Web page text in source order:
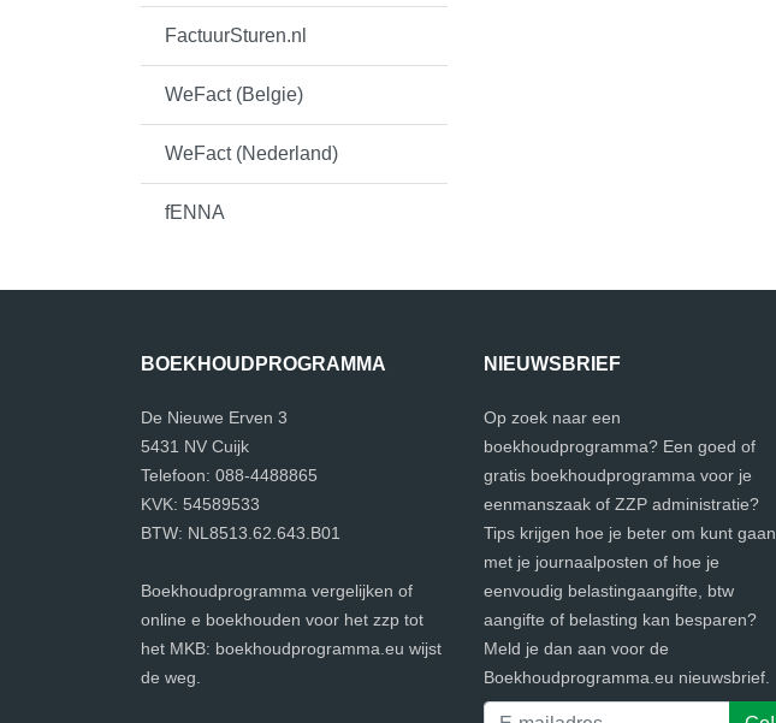
FactuurSturen.nl
WeFact (Belgie)
WeFact (Nederland)
fENNA
BOEKHOUDPROGRAMMA
De Nieuwe Erven 3
5431 NV Cuijk
Telefoon: 088-4488865
KVK: 54589533
BTW: NL8513.62.643.B01
Boekhoudprogramma vergelijken of
online e boekhouden voor het zzp tot
het MKB: boekhoudprogramma.eu wijst
de weg.
NIEUWSBRIEF
Op zoek naar een
boekhoudprogramma? Een goed of
gratis boekhoudprogramma voor je
eenmanszaak of ZZP administratie?
Tips krijgen hoe je beter om kunt gaan
met je journaalposten of hoe je
eenvoudig belastingaangifte, btw
aangifte of belasting kan besparen?
Meld je dan aan voor de
Boekhoudprogramma.eu nieuwsbrief.